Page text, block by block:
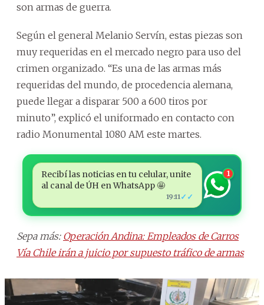
son armas de guerra.
Según el general Melanio Servín, estas piezas son
muy requeridas en el mercado negro para uso del
crimen organizado. “Es una de las armas más
requeridas del mundo, de procedencia alemana,
puede llegar a disparar 500 a 600 tiros por
minuto”, explicó el uniformado en contacto con
radio Monumental 1080 AM este martes.
Recibí las noticias en tu celular, unite
al canal de ÚH en WhatsApp 🤩
19:11 ✓✓
1
Sepa más: Operación Andina: Empleados de Carros
Vía Chile irán a juicio por supuesto tráfico de armas